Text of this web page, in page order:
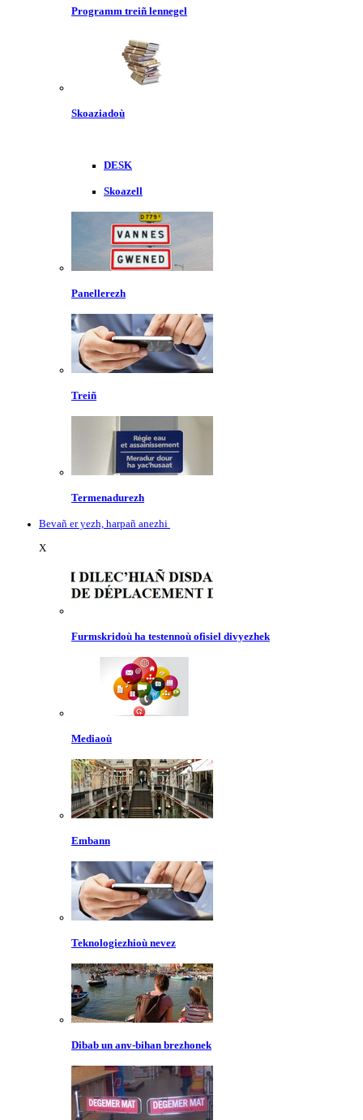
Programm treiñ lennegel
Skoaziadoù
DESK
Skoazell
Panellerezh
Treiñ
Termenadurezh
Bevañ er yezh, harpañ anezhi
X
Furmskridoù ha testennoù ofisiel divyezhek
Mediaoù
Embann
Teknologiezhioù nevez
Dibab un anv-bihan brezhonek